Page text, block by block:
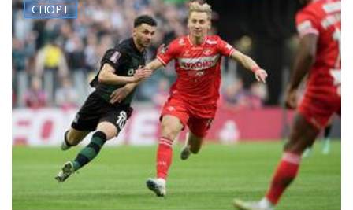
СПОРТ